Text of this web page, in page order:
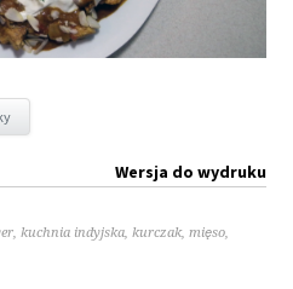
Wersja do wydruku
,kuchnia indyjska,kurczak,mięso,